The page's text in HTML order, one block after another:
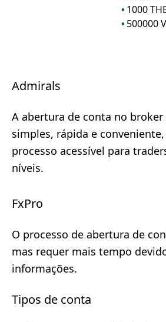
1000
500000
Admirals
A abertura de conta no
simples, rápida e
processo acessível para
níveis.
FxPro
O processo de abertura de
mas requer mais tempo
informações.
Tipos de conta